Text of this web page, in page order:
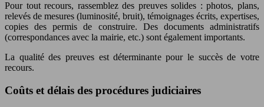
Pour tout recours, rassemblez des preuves solides : photos, plans,
relevés de mesures (luminosité, bruit), témoignages écrits, expertises,
copies des permis de construire. Des documents administratifs
(correspondances avec la mairie, etc.) sont également importants.
La qualité des preuves est déterminante pour le succès de votre
recours.
Coûts et délais des procédures judiciaires